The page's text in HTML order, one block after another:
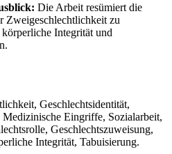
Die Arbeit resümiert die
Zweigeschlechtlichkeit zu
Integrität und
Geschlechtsidentität,
Eingriffe, Sozialarbeit,
Geschlechtszuweisung,
Integrität, Tabuisierung.